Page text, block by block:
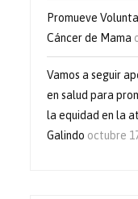
Promueve
Cáncer de Mama
Vamos a seguir
en salud para
la equidad en la
Galindo octubre